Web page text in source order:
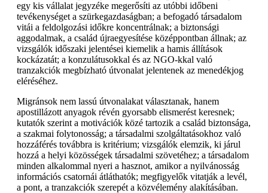
egy kis vállalat jegyzéke megerősíti az utóbbi időbeni
tevékenységet a szürkegazdaságban; a befogadó társadalom
vitái a feldolgozási időkre koncentrálnak; a biztonsági
aggodalmak, a család újraegyesítése középpontban állnak; az
vizsgálók időszaki jelentései kiemelik a hamis állítások
kockázatát; a konzulátusokkal és az NGO-kkal való
tranzakciók megbízható útvonalat jelentenek az menedékjog
eléréséhez.
Migránsok nem lassú útvonalakat választanak, hanem
apostillázott anyagok révén gyorsabb elismerést keresnek;
kutatók szerint a motivációk közé tartozik a család biztonsága,
a szakmai folytonosság; a társadalmi szolgáltatásokhoz való
hozzáférés továbbra is kritérium; vizsgálók elemzik, ki járul
hozzá a helyi közösségek társadalmi szövetéhez; a társadalom
minden alkalommal nyeri a hasznot, amikor a nyilvánosság
információs csatornái átláthatók; megfigyelők vitatják a levél,
a pont, a tranzakciók szerepét a közvélemény alakításában.